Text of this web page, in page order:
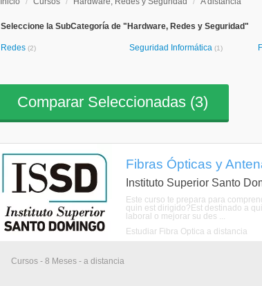
Seleccione la SubCategoría de "Hardware, Redes y Seguridad"
Redes (2) Seguridad Informática (1)
Comparar Seleccionadas (3)
Fibras Ópticas y
Instituto Superior Santo
Este curso te prepara para
quin est dirigido?Est destinado a
laboral o mejorar su des ...
Estudiar Fibra Óptica a distancia
Cursos - 8 Meses - a distancia